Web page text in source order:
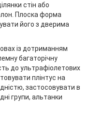
стін або
Плоска форма
його з дверима
із дотриманням
багаторічну
до ультрафіолетових
плінтус на
застосовувати в
групи, альтанки